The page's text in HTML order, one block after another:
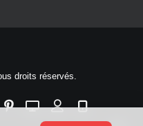
droits réservés.